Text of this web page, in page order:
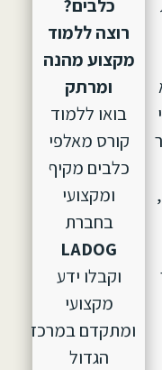
כלבים?
רוצה ללמוד
מקצוע מהנה
ומרתק
בואו ללמוד
קורס מאלפי
כלבים מקיף
ומקצועי
בחברת
LADOG
וקבלו ידע
מקצועי
ומתקדם במרכז
הגדול